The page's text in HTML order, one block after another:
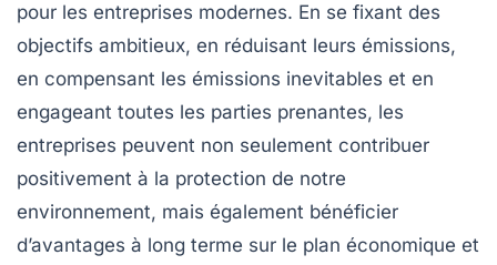
pour les entreprises modernes. En se fixant des
objectifs ambitieux, en réduisant leurs émissions,
en compensant les émissions inevitables et en
engageant toutes les parties prenantes, les
entreprises peuvent non seulement contribuer
positivement à la protection de notre
environnement, mais également bénéficier
d’avantages à long terme sur le plan économique et